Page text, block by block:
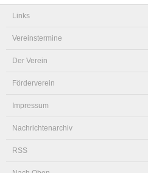
Links
Vereinstermine
Der Verein
Förderverein
Impressum
Nachrichtenarchiv
RSS